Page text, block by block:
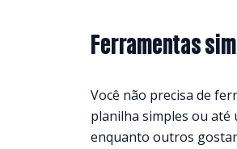
Ferramentas
Você não precisa de
planilha simples ou até
enquanto outros